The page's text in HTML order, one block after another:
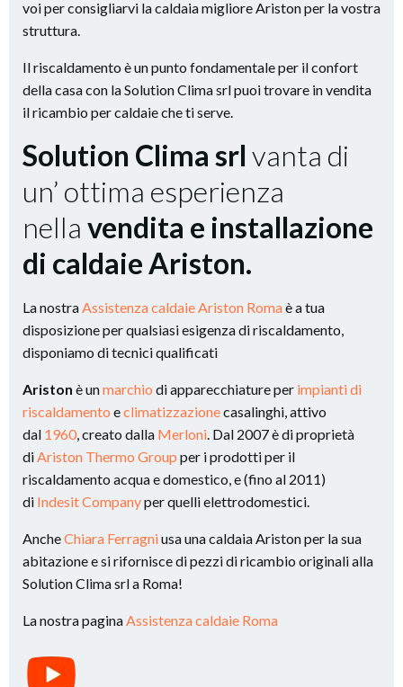
voi per consigliarvi la caldaia migliore Ariston per la vostra
struttura.
Il riscaldamento è un punto fondamentale per il confort
della casa con la Solution Clima srl puoi trovare in vendita
il ricambio per caldaie che ti serve.
Solution Clima srl vanta di
un’ ottima esperienza
nella vendita e installazione
di caldaie Ariston.
La nostra Assistenza caldaie Ariston Romaè a tua
disposizione per qualsiasi esigenza di riscaldamento,
disponiamo di tecnici qualificati
Ariston è unmarchio di apparecchiature per impianti di
riscaldamento eclimatizzazionecasalinghi, attivo
dal 1960 , creato dalla Merloni . Dal 2007 è di proprietà
di Ariston Thermo Group per i prodotti per il
riscaldamento acqua e domestico, e (fino al 2011)
di Indesit Companyper quelli elettrodomestici.
AncheChiara Ferragniusa una caldaia Ariston per la sua
abitazione e si rifornisce di pezzi di ricambio originali alla
Solution Clima srl a Roma!
La nostra pagina Assistenza caldaie Roma